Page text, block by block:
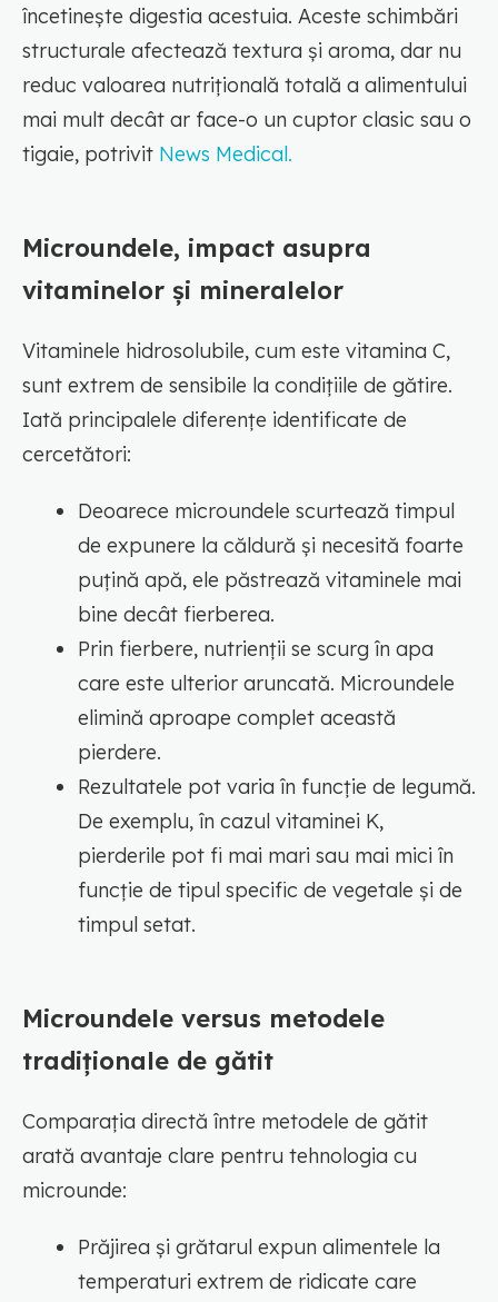
încetinește digestia acestuia. Aceste schimbări
structurale afectează textura și aroma, dar nu
reduc valoarea nutrițională totală a alimentului
mai mult decât ar face-o un cuptor clasic sau o
tigaie, potrivit News Medical.
Microundele, impact asupra
vitaminelor și mineralelor
Vitaminele hidrosolubile, cum este vitamina C,
sunt extrem de sensibile la condițiile de gătire.
Iată principalele diferențe identificate de
cercetători:
Deoarece microundele scurtează timpul
de expunere la căldură și necesită foarte
puțină apă, ele păstrează vitaminele mai
bine decât fierberea.
Prin fierbere, nutrienții se scurg în apa
care este ulterior aruncată. Microundele
elimină aproape complet această
pierdere.
Rezultatele pot varia în funcție de legumă.
De exemplu, în cazul vitaminei K,
pierderile pot fi mai mari sau mai mici în
funcție de tipul specific de vegetale și de
timpul setat.
Microundele versus metodele
tradiționale de gătit
Comparația directă între metodele de gătit
arată avantaje clare pentru tehnologia cu
microunde:
Prăjirea și grătarul expun alimentele la
temperaturi extrem de ridicate care